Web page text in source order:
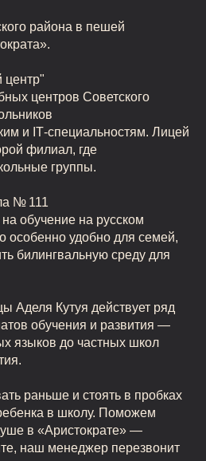
района в пешей
центров Советского
и IT‑специальностям. Лицей
филиал, где
группы.
№ 111
обучение на русском
особенно удобно для семей,
билингвальную среду для
Аделя Кутуя действует ряд
обучения и развития —
языков до частных школ
раньше и стоять в пробках
в школу. Поможем
в «Аристократе» —
наш менеджер перезвонит